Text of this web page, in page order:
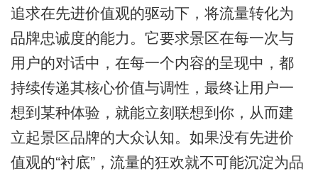
追求在先进价值观的驱动下，将流量转化为
品牌忠诚度的能力。它要求景区在每一次与
用户的对话中，在每一个内容的呈现中，都
持续传递其核心价值与调性，最终让用户一
想到某种体验，就能立刻联想到你，从而建
立起景区品牌的大众认知。如果没有先进价
值观的“衬底”，流量的狂欢就不可能沉淀为品